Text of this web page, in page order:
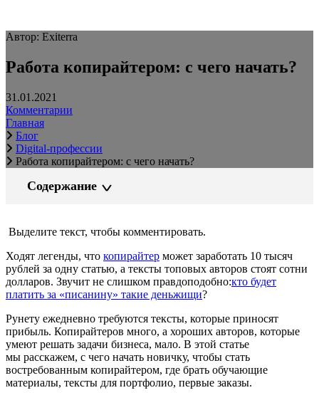
Автор: Exiterra
Работа копирайтером: с чего начать?
31.01.2021
Комментарии
Главная
Блог
Digital-профессии
Работа копирайтером: с чего начать?
Содержание
Выделите текст, чтобы комментировать.
Ходят легенды, что копирайтер может заработать 10 тысяч
рублей за одну статью, а тексты топовых авторов стоят сотни
долларов. Звучит не слишком правдоподобно:кто будет
платить за «писанину» такие деньжищи?
Рунету ежедневно требуются тексты, которые приносят
прибыль. Копирайтеров много, а хороших авторов, которые
умеют решать задачи бизнеса, мало. В этой статье
мы расскажем, с чего начать новичку, чтобы стать
востребованным копирайтером, где брать обучающие
материалы, тексты для портфолио, первые заказы.